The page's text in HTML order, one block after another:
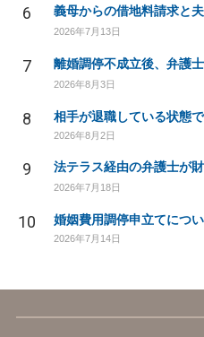
6 義母からの借地料請求と
2026年7月13日
7 離婚調停不成立後、弁護
2026年8月3日
8
2026年8月2日
9 法テラス経由の弁護士が
2026年7月18日
10 婚姻費用調停申立てにつ
2026年7月14日